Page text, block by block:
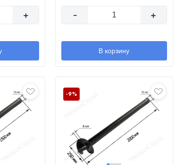
+ - +
В корзину
-9%